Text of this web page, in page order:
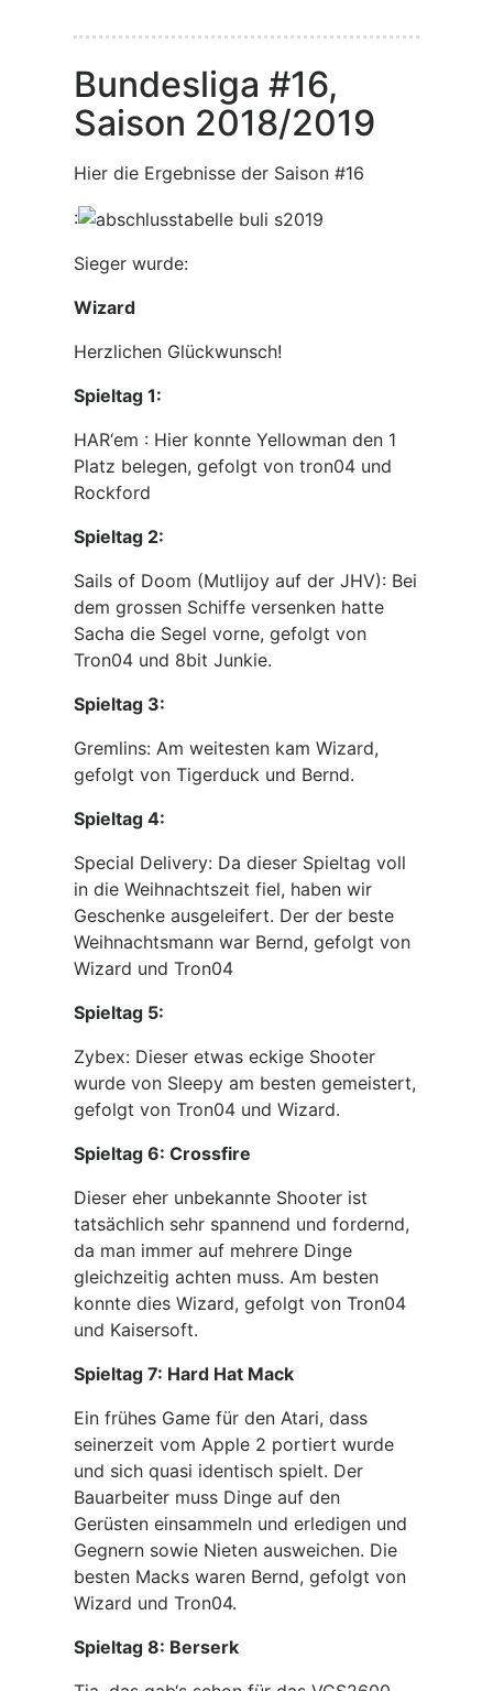
Bundesliga #16,
Saison 2018/2019
Hier die Ergebnisse der Saison #16
:
Sieger wurde:
Wizard
Herzlichen Glückwunsch!
Spieltag 1:
HAR‘em : Hier konnte Yellowman den 1
Platz belegen, gefolgt von tron04 und
Rockford
Spieltag 2:
Sails of Doom (Mutlijoy auf der JHV): Bei
dem grossen Schiffe versenken hatte
Sacha die Segel vorne, gefolgt von
Tron04 und 8bit Junkie.
Spieltag 3:
Gremlins: Am weitesten kam Wizard,
gefolgt von Tigerduck und Bernd.
Spieltag 4:
Special Delivery: Da dieser Spieltag voll
in die Weihnachtszeit fiel, haben wir
Geschenke ausgeleifert. Der der beste
Weihnachtsmann war Bernd, gefolgt von
Wizard und Tron04
Spieltag 5:
Zybex: Dieser etwas eckige Shooter
wurde von Sleepy am besten gemeistert,
gefolgt von Tron04 und Wizard.
Spieltag 6: Crossfire
Dieser eher unbekannte Shooter ist
tatsächlich sehr spannend und fordernd,
da man immer auf mehrere Dinge
gleichzeitig achten muss. Am besten
konnte dies Wizard, gefolgt von Tron04
und Kaisersoft.
Spieltag 7: Hard Hat Mack
Ein frühes Game für den Atari, dass
seinerzeit vom Apple 2 portiert wurde
und sich quasi identisch spielt. Der
Bauarbeiter muss Dinge auf den
Gerüsten einsammeln und erledigen und
Gegnern sowie Nieten ausweichen. Die
besten Macks waren Bernd, gefolgt von
Wizard und Tron04.
Spieltag 8: Berserk